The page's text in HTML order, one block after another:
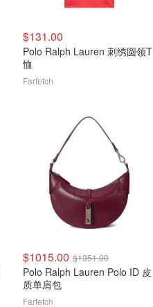
$131.00
Polo Ralph Lauren 刺绣圆领T
恤
Farfetch
$1015.00 $1351.00
Polo Ralph Lauren Polo ID 皮
质单肩包
Farfetch